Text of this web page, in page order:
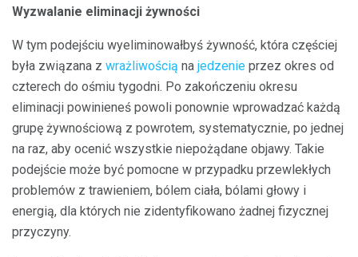
Wyzwalanie eliminacji żywności
W tym podejściu wyeliminowałbyś żywność, która częściej
była związana z wrażliwością na jedzenie przez okres od
czterech do ośmiu tygodni. Po zakończeniu okresu
eliminacji powinieneś powoli ponownie wprowadzać każdą
grupę żywnościową z powrotem, systematycznie, po jednej
na raz, aby ocenić wszystkie niepożądane objawy. Takie
podejście może być pomocne w przypadku przewlekłych
problemów z trawieniem, bólem ciała, bólami głowy i
energią, dla których nie zidentyfikowano żadnej fizycznej
przyczyny.